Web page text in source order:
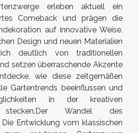
erleben aktuell ein
Comeback und prägen die
auf innovative Weise.
Design und neuen Materialien
deutlich von traditionellen
setzen überraschende Akzente
wie diese zeitgemäßen
Gartentrends beeinflussen und
in der kreativen
stecken.Der Wandel des
Entwicklung vom klassischen